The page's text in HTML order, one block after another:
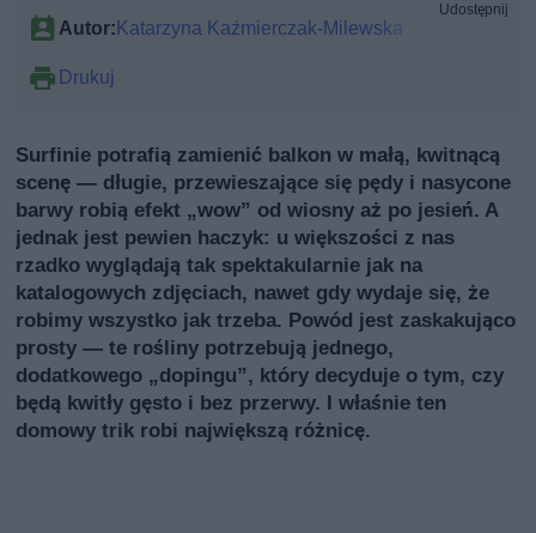
Autor: Katarzyna Kaźmierczak-Milewska
Drukuj
Udostępnij
Surfinie potrafią zamienić balkon w małą, kwitnącą
scenę — długie, przewieszające się pędy i nasycone
barwy robią efekt „wow” od wiosny aż po jesień. A
jednak jest pewien haczyk: u większości z nas
rzadko wyglądają tak spektakularnie jak na
katalogowych zdjęciach, nawet gdy wydaje się, że
robimy wszystko jak trzeba. Powód jest zaskakująco
prosty — te rośliny potrzebują jednego,
dodatkowego „dopingu”, który decyduje o tym, czy
będą kwitły gęsto i bez przerwy. I właśnie ten
domowy trik robi największą różnicę.